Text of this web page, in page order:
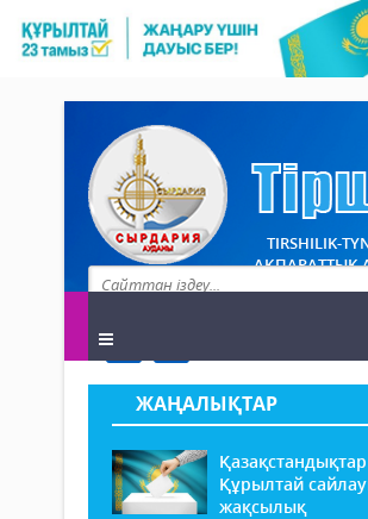
TIRSHILIK-
АҚПАРАТТЫҚ
ЖАҢАЛЫҚТАР
Қазақстандықтар
Құрылтай
жақсылық